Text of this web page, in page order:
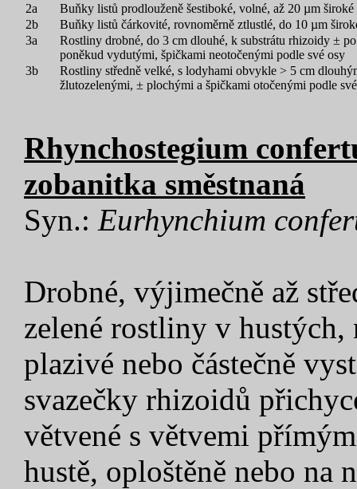
2a
Buňky listů prodlouženě šestiboké, volné, až 20 µm široké
2b
Buňky listů čárkovité, rovnoměrně ztlustlé, do 10 µm
3a
Rostliny drobné, do 3 cm dlouhé, k substrátu rhizoidy ±
poněkud vydutými, špičkami neotočenými podle své osy
3b
Rostliny středně velké, s lodyhami obvykle > 5 cm
žlutozelenými, ± plochými a špičkami otočenými podle
Rhynchostegium
zobanitka směstnaná
Syn.: Eurhynchium
Drobné, výjimečně až
zelené rostliny v
plazivé nebo částečně
svazečky rhizoidů
větvené s větvemi
hustě, oploštěně nebo na